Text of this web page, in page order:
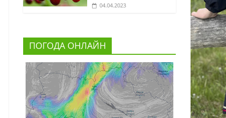
04.04.2023
ПОГОДА ОНЛАЙН